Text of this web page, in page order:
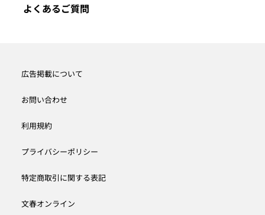
よくあるご質問
広告掲載について
お問い合わせ
利用規約
プライバシーポリシー
特定商取引に関する表記
文春オンライン